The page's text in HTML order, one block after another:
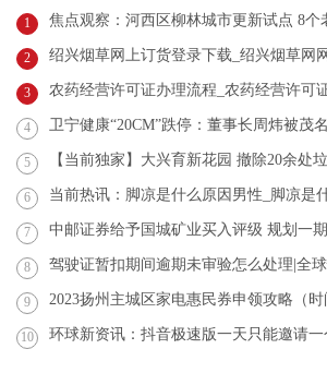
1 焦点观察：河西区柳林城市更新试点 8个
2 绍兴烟草网上订货登录下载_绍兴烟草网
3 农药经营许可证办理流程_农药经营许可
4 卫宁健康“20CM”跌停：董事长周炜被茂名
5 【当前独家】大兴育新花园 撤除20余处
6 当前热讯：脚凉是什么原因男性_脚凉是
7 中邮证券给予国城矿业买入评级 规划一期6万吨锂盐项目 坚定
8 驾驶证暂扣期间逾期未审验怎么处理|全
9 2023扬州主城区家电惠民券申领攻略（时
10 环球新资讯：抖音极速版一天只能邀请一个人